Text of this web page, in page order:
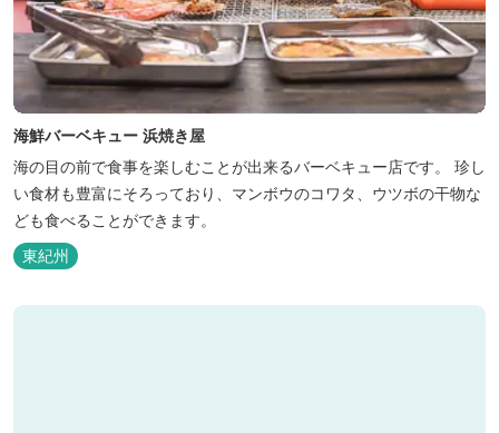
海鮮バーベキュー 浜焼き屋
海の目の前で食事を楽しむことが出来るバーベキュー店です。 珍し
い食材も豊富にそろっており、マンボウのコワタ、ウツボの干物な
ども食べることができます。
東紀州